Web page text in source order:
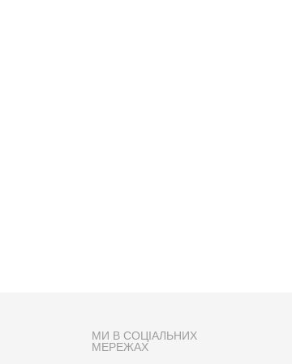
МИ В СОЦІАЛЬНИХ
МЕРЕЖАХ